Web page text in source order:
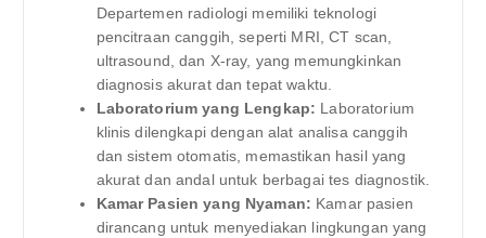
Departemen radiologi memiliki teknologi
pencitraan canggih, seperti MRI, CT scan,
ultrasound, dan X-ray, yang memungkinkan
diagnosis akurat dan tepat waktu.
Laboratorium yang Lengkap: Laboratorium
klinis dilengkapi dengan alat analisa canggih
dan sistem otomatis, memastikan hasil yang
akurat dan andal untuk berbagai tes diagnostik.
Kamar Pasien yang Nyaman: Kamar pasien
dirancang untuk menyediakan lingkungan yang